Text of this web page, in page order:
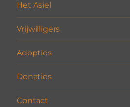
Het Asiel
Vrijwilligers
Adopties
Donaties
Contact